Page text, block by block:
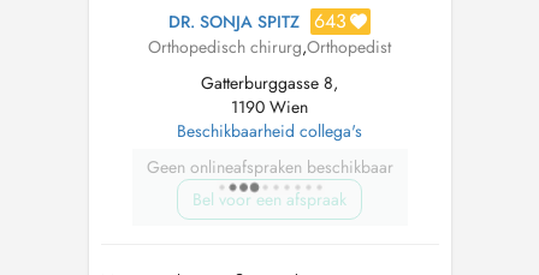
DR. SONJA SPITZ 643
Orthopedisch chirurg,Orthopedist
Gatterburggasse 8,
1190 Wien
Beschikbaarheid collega's
Geen onlineafspraken beschikbaar
Bel voor een afspraak